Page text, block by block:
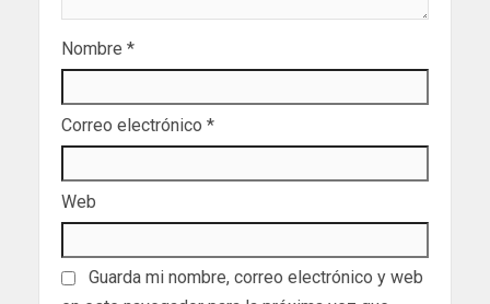
Nombre *
Correo electrónico *
Web
Guarda mi nombre, correo electrónico y web